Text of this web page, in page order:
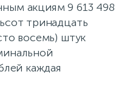
акциям 9 613 498
тринадцать
восемь) штук
каждая